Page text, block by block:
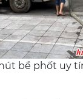
bể phốt uy